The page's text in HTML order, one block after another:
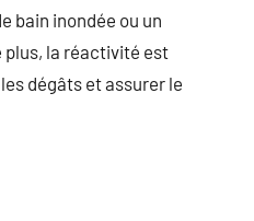
bain inondée ou un
la réactivité est
dégâts et assurer le